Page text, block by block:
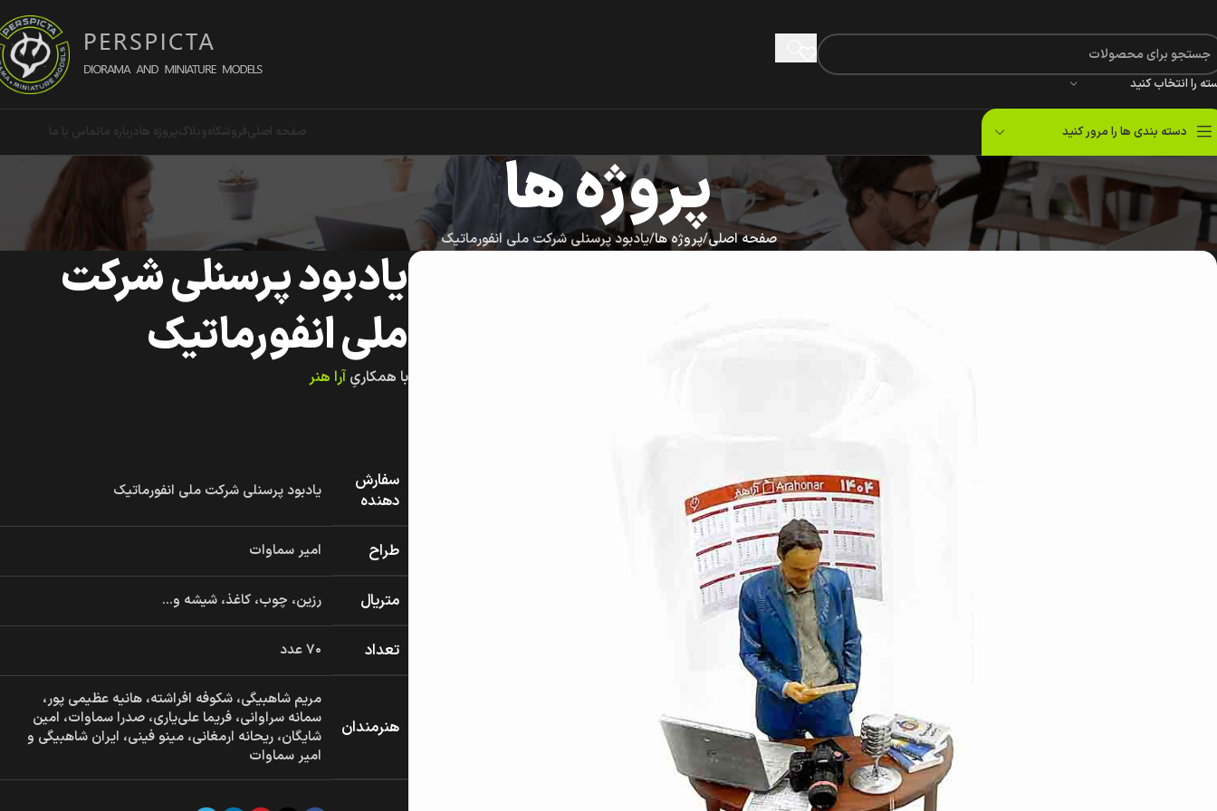
را انتخاب کنید
دسته بندی ها را مرور کنید صفحه اصلیفروشگاهوبلاگپروژه هادرباره ماتماس با ما
پروژه ها
صفحه اصلی پروژه ها یادبود پرسنلی شرکت ملی انفورماتیک
یادبود پرسنلی شرکت
ملی انفورماتیک
با همکاریِ آرا هنر
سفارش
دهنده
یادبود پرسنلی شرکت ملی انفورماتیک
طراح امیر سماوات
متریال رزین، چوب، کاغذ، شیشه و...
تعداد ۷۰ عدد
هنرمندان
مریم شاهبیگی، شکوفه افراشته، هانیه عظیمی پور،
سمانه سراوانی، فریما علی‌یاری، صدرا سماوات، امین
شایگان، ریحانه ارمغانی، مینو فینی، ایران شاهبیگی و
امیر سماوات